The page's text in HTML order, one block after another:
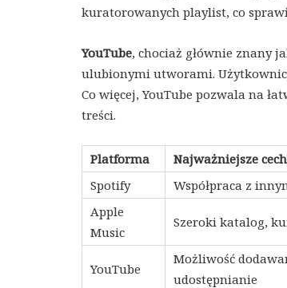
kuratorowanych playlist, co
YouTube, chociaż głównie znany
ulubionymi utworami.
Co więcej, YouTube pozwala na
treści.
Platforma Najważniejsze
Spotify
Współpraca z
Apple
Music
Szeroki katalog,
YouTube
Możliwość
udostępnianie